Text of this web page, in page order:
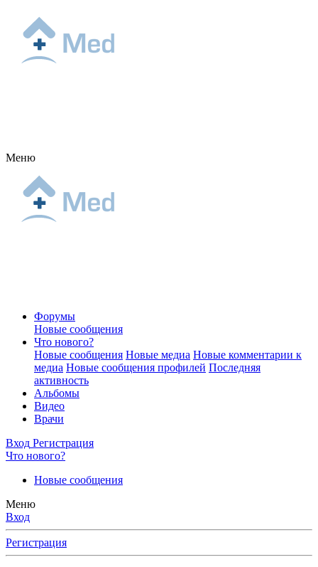
Меню
Форумы
Новые сообщения
Что нового?
Новые сообщения Новые медиа Новые комментарии к
медиа Новые сообщения профилей Последняя
активность
Альбомы
Видео
Врачи
Вход Регистрация
Что нового?
Новые сообщения
Меню
Вход
Регистрация